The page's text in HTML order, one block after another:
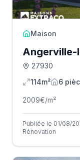
Maison
Angerville-
27930
114m²
6
2009€/m²
Publiée le 01/08/
Rénovation